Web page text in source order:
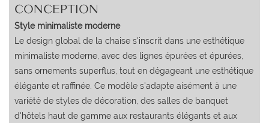
CONCEPTION
Style minimaliste moderne
Le design global de la chaise s'inscrit dans une esthétique
minimaliste moderne, avec des lignes épurées et épurées,
sans ornements superflus, tout en dégageant une esthétique
élégante et raffinée. Ce modèle s'adapte aisément à une
variété de styles de décoration, des salles de banquet
d'hôtels haut de gamme aux restaurants élégants et aux